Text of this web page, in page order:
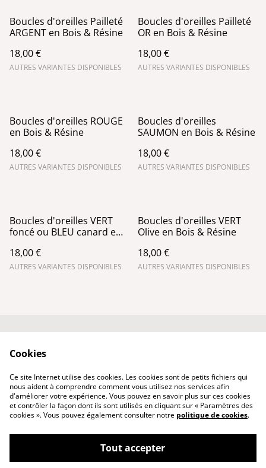
Boucles d'oreilles Pailleté
ARGENT en Bois & Résine
18,00 €
AUTRES VARIANTES DISPONIBLES
Boucles d'oreilles Pailleté
OR en Bois & Résine
18,00 €
AUTRES VARIANTES DISPONIBLES
Boucles d'oreilles ROUGE
en Bois & Résine
18,00 €
AUTRES VARIANTES DISPONIBLES
Boucles d'oreilles
SAUMON en Bois & Résine
18,00 €
AUTRES VARIANTES DISPONIBLES
Boucles d'oreilles VERT
foncé ou BLEU canard en
18,00 €
AUTRES VARIANTES DISPONIBLES
Boucles d'oreilles VERT
Olive en Bois & Résine
18,00 €
AUTRES VARIANTES DISPONIBLES
Conditions générales
Qui suis-je ?
Politique de cookies
Nous contacter
Cookies
Ce site Internet utilise des cookies. Les cookies sont de petits fichiers qui
nous aident à comprendre comment vous utilisez nos services afin
d'améliorer votre expérience. Vous pouvez en savoir plus sur ces cookies
et contrôler la façon dont ils sont utilisés en cliquant sur « Paramètres des
cookies ». Vous pouvez également consulter notre politique de cookies.
Tout accepter